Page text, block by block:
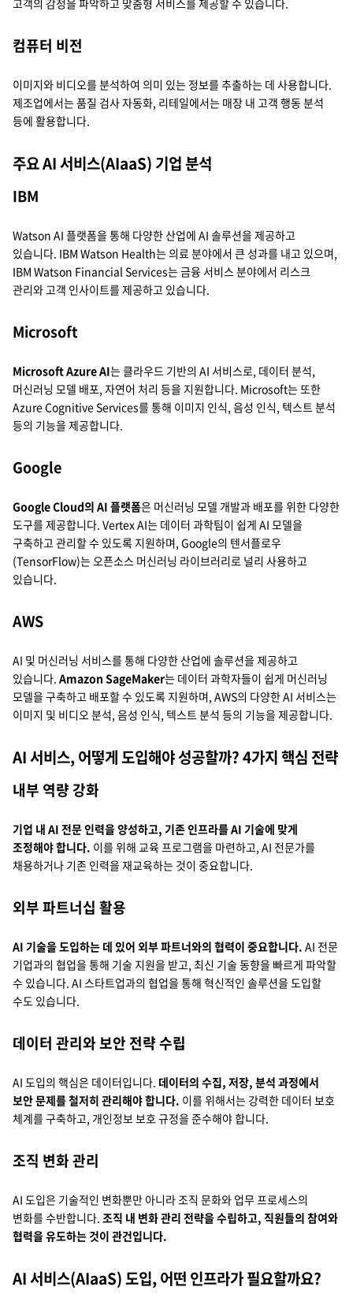
고객의 감정을 파악하고 맞춤형 서비스를 제공할 수 있습니다.
컴퓨터 비전
이미지와 비디오를 분석하여 의미 있는 정보를 추출하는 데 사용합니다.
제조업에서는 품질 검사 자동화, 리테일에서는 매장 내 고객 행동 분석
등에 활용합니다.
주요 AI 서비스(AIaaS) 기업 분석
IBM
Watson AI 플랫폼을 통해 다양한 산업에 AI 솔루션을 제공하고
있습니다. IBM Watson Health는 의료 분야에서 큰 성과를 내고 있으며,
IBM Watson Financial Services는 금융 서비스 분야에서 리스크
관리와 고객 인사이트를 제공하고 있습니다.
Microsoft
Microsoft Azure AI는 클라우드 기반의 AI 서비스로, 데이터 분석,
머신러닝 모델 배포, 자연어 처리 등을 지원합니다. Microsoft는 또한
Azure Cognitive Services를 통해 이미지 인식, 음성 인식, 텍스트 분석
등의 기능을 제공합니다.
Google
Google Cloud의 AI 플랫폼은 머신러닝 모델 개발과 배포를 위한 다양한
도구를 제공합니다. Vertex AI는 데이터 과학팀이 쉽게 AI 모델을
구축하고 관리할 수 있도록 지원하며, Google의 텐서플로우
(TensorFlow)는 오픈소스 머신러닝 라이브러리로 널리 사용하고
있습니다.
AWS
AI 및 머신러닝 서비스를 통해 다양한 산업에 솔루션을 제공하고
있습니다. Amazon SageMaker는 데이터 과학자들이 쉽게 머신러닝
모델을 구축하고 배포할 수 있도록 지원하며, AWS의 다양한 AI 서비스는
이미지 및 비디오 분석, 음성 인식, 텍스트 분석 등의 기능을 제공합니다.
AI 서비스, 어떻게 도입해야 성공할까? 4가지 핵심 전략
내부 역량 강화
기업 내 AI 전문 인력을 양성하고, 기존 인프라를 AI 기술에 맞게
조정해야 합니다. 이를 위해 교육 프로그램을 마련하고, AI 전문가를
채용하거나 기존 인력을 재교육하는 것이 중요합니다.
외부 파트너십 활용
AI 기술을 도입하는 데 있어 외부 파트너와의 협력이 중요합니다. AI 전문
기업과의 협업을 통해 기술 지원을 받고, 최신 기술 동향을 빠르게 파악할
수 있습니다. AI 스타트업과의 협업을 통해 혁신적인 솔루션을 도입할
수도 있습니다.
데이터 관리와 보안 전략 수립
AI 도입의 핵심은 데이터입니다. 데이터의 수집, 저장, 분석 과정에서
보안 문제를 철저히 관리해야 합니다. 이를 위해서는 강력한 데이터 보호
체계를 구축하고, 개인정보 보호 규정을 준수해야 합니다.
조직 변화 관리
AI 도입은 기술적인 변화뿐만 아니라 조직 문화와 업무 프로세스의
변화를 수반합니다. 조직 내 변화 관리 전략을 수립하고, 직원들의 참여와
협력을 유도하는 것이 관건입니다.
AI 서비스(AIaaS) 도입, 어떤 인프라가 필요할까요?